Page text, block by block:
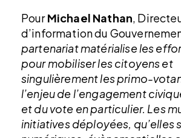
PourMichael Nathan,
d’information du
partenariat matérialise les
pour mobiliser les citoyens et
singulièrement les primo-
l’enjeu de l’engagement
et du vote en particulier. Les
initiatives déployées, qu’elles